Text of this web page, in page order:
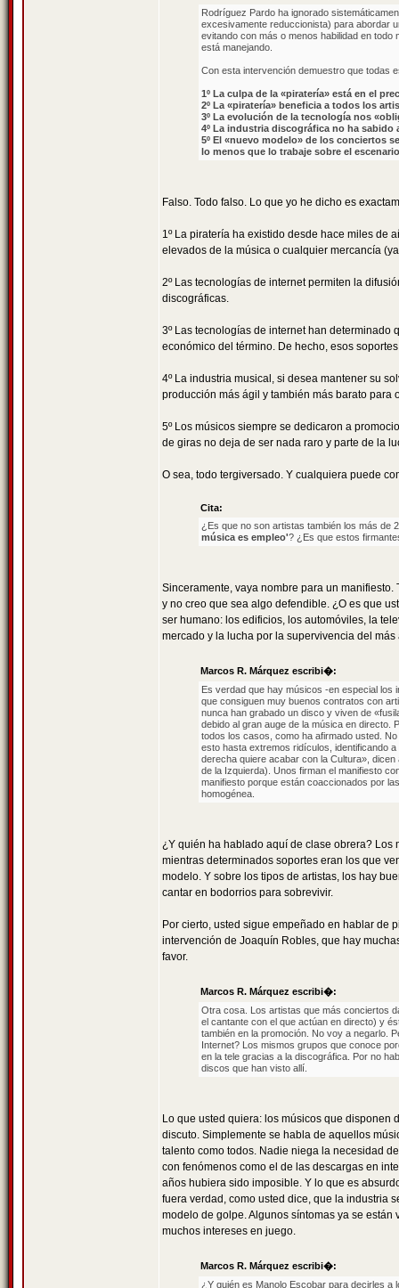
Rodríguez Pardo ha ignorado
excesivamente reduccionista) para abordar
evitando con más o menos habilidad en
está manejando.
Con esta intervención demuestro que todas
1º La culpa de la «piratería» está en el
2º La «piratería» beneficia a todos los
3º La evolución de la tecnología nos
4º La industria discográfica no ha sabido
5º El «nuevo modelo» de los conciertos
lo menos que lo trabaje sobre el
Falso. Todo falso. Lo que yo he dicho es
1º La piratería ha existido desde hace miles de
elevados de la música o cualquier mercancía
2º Las tecnologías de internet permiten la
discográficas.
3º Las tecnologías de internet han determinado
económico del término. De hecho, esos
4º La industria musical, si desea mantener su
producción más ágil y también más barato para
5º Los músicos siempre se dedicaron a
de giras no deja de ser nada raro y parte de la
O sea, todo tergiversado. Y cualquiera puede
Cita:
¿Es que no son artistas también los más de
música es empleo'? ¿Es que estos
Sinceramente, vaya nombre para un
y no creo que sea algo defendible. ¿O es que
ser humano: los edificios, los automóviles, la
mercado y la lucha por la supervivencia del
Marcos R. Márquez escribi�:
Es verdad que hay músicos -en especial
que consiguen muy buenos contratos con
nunca han grabado un disco y viven de
debido al gran auge de la música en directo.
todos los casos, como ha afirmado usted.
esto hasta extremos ridículos, identificando
derecha quiere acabar con la Cultura»,
de la Izquierda). Unos firman el manifiesto
manifiesto porque están coaccionados por
homogénea.
¿Y quién ha hablado aquí de clase obrera? Los
mientras determinados soportes eran los que
modelo. Y sobre los tipos de artistas, los hay
cantar en bodorrios para sobrevivir.
Por cierto, usted sigue empeñado en hablar de
intervención de Joaquín Robles, que hay
favor.
Marcos R. Márquez escribi�:
Otra cosa. Los artistas que más conciertos
el cantante con el que actúan en directo) y
también en la promoción. No voy a negarlo.
Internet? Los mismos grupos que conoce
en la tele gracias a la discográfica. Por no
discos que han visto allí.
Lo que usted quiera: los músicos que disponen
discuto. Simplemente se habla de aquellos
talento como todos. Nadie niega la necesidad
con fenómenos como el de las descargas en
años hubiera sido imposible. Y lo que es
fuera verdad, como usted dice, que la industria
modelo de golpe. Algunos síntomas ya se
muchos intereses en juego.
Marcos R. Márquez escribi�:
¿Y quién es Manolo Escobar para decirles a